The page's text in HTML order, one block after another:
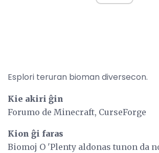
Esplori teruran bioman diversecon.
Kie akiri ĝin
Forumo de Minecraft, CurseForge
Kion ĝi faras
Biomoj O 'Plenty aldonas tunon da